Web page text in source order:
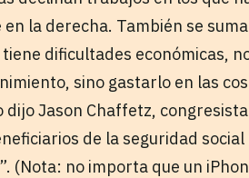
la derecha. También se
dificultades económicas,
sino gastarlo en las
dijo Jason Chaffetz,
de la seguridad
(Nota: no importa que un